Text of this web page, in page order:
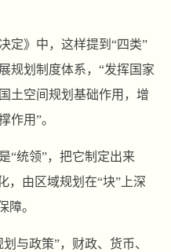
定》中，这样提到“四类”
规划制度体系，“发挥国家
土空间规划基础作用，增
作用”。
“统领”，把它制定出来
，由区域规划在“块”上深
障。
与政策”，财政、货币、